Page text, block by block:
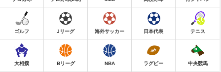
ゴルフ Jリーグ 海外サッカー 日本代表 テニス
大相撲 Bリーグ NBA ラグビー 中央競馬